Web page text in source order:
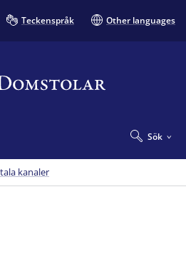
Teckenspråk Other languages
Sök
kanaler